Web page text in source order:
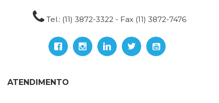
Tel.: (11) 3872-3322 - Fax (11) 3872-7476
ATENDIMENTO